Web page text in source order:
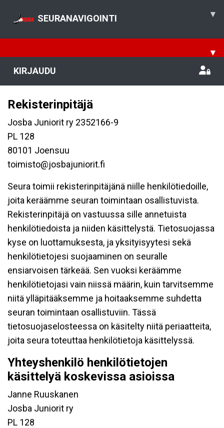
SEURANAVIGOINTI ▾
▾
KIRJAUDU
Rekisterinpitäjä
Josba Juniorit ry 2352166-9
PL 128
80101 Joensuu
toimisto@josbajuniorit.fi
Seura toimii rekisterinpitäjänä niille henkilötiedoille,
joita keräämme seuran toimintaan osallistuvista.
Rekisterinpitäjä on vastuussa sille annetuista
henkilötiedoista ja niiden käsittelystä. Tietosuojassa
kyse on luottamuksesta, ja yksityisyytesi sekä
henkilötietojesi suojaaminen on seuralle
ensiarvoisen tärkeää. Sen vuoksi keräämme
henkilötietojasi vain niissä määrin, kuin tarvitsemme
niitä ylläpitääksemme ja hoitaaksemme suhdetta
seuran toimintaan osallistuviin. Tässä
tietosuojaselosteessa on käsitelty niitä periaatteita,
joita seura toteuttaa henkilötietoja käsittelyssä.
Yhteyshenkilö henkilötietojen
käsittelyä koskevissa asioissa
Janne Ruuskanen
Josba Juniorit ry
PL 128